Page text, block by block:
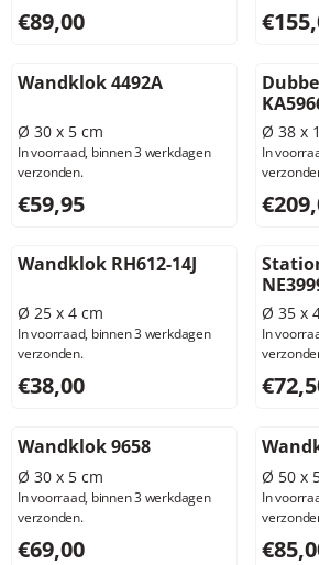
Prijs: 89,00, exclusief btw: 73,55
€89,00 Prijs:
Wandklok 4492A
Ø 30 x 5 cm
In voorraad, binnen 3 werkdagen
verzonden.
Prijs: 59,95, exclusief btw: 49,55
€59,95
Ø 38 x
In
Prijs:
Wandklok RH612-14J
Ø 25 x 4 cm
In voorraad, binnen 3 werkdagen
verzonden.
Prijs: 38,00, exclusief btw: 31,41
€38,00
Ø 35 x
In
Prijs:
Wandklok 9658
Ø 30 x 5 cm
In voorraad, binnen 3 werkdagen
verzonden.
Prijs: 69,00, exclusief btw: 57,02
€69,00
Ø 50 x
In
Prijs: